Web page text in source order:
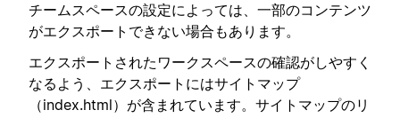
チームスペースの設定によっては、一部のコンテンツ
がエクスポートできない場合もあります。
エクスポートされたワークスペースの確認がしやすく
なるよう、エクスポートにはサイトマップ
（index.html）が含まれています。サイトマップのリ